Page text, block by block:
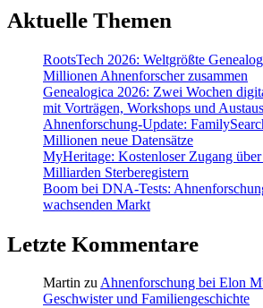
Aktuelle Themen
RootsTech 2026: Weltgrößte
Millionen Ahnenforscher zusammen
Genealogica 2026: Zwei Wochen
mit Vorträgen, Workshops und
Ahnenforschung-Update:
Millionen neue Datensätze
MyHeritage: Kostenloser Zugang
Milliarden Sterberegistern
Boom bei DNA-Tests:
wachsenden Markt
Letzte Kommentare
Martin zu Ahnenforschung bei Elon
Geschwister und Familiengeschichte